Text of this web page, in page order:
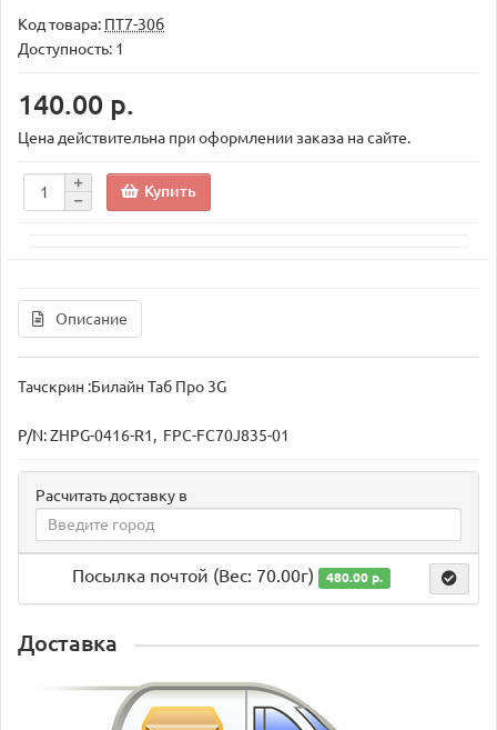
Код товара: ПТ7-30б
Доступность: 1
140.00 р.
Цена действительна при оформлении заказа на сайте.
Купить
Описание
Тачскрин :Билайн Таб Про 3G
P/N: ZHPG-0416-R1, FPC-FC70J835-01
Расчитать доставку в
Посылка почтой (Вес: 70.00г) 480.00 р.
Доставка